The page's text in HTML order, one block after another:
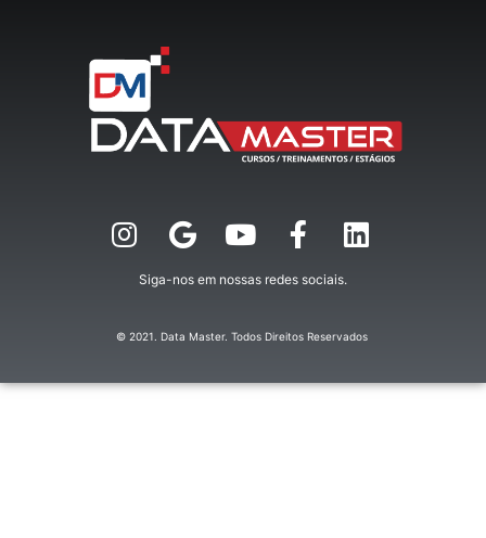
Siga-nos em nossas redes sociais.
© 2021. Data Master. Todos Direitos Reservados